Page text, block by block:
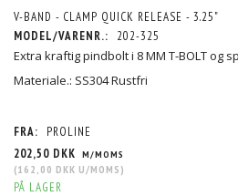
V-BAND - CLAMP QUICK RELEASE - 3.25"
MODEL/VARENR.:
202-325
Extra kraftig pindbolt i 8 MM T-BOLT og
Materiale.: SS304 Rustfri
FRA:
PROLINE
202,50 DKK M/MOMS
(162,00 DKK U/MOMS )
PÅ LAGER